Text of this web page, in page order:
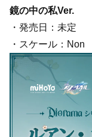
鏡の中の私Ver.
・発売日：未定
・スケール：Non